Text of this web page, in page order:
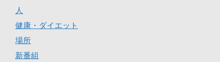
人
健康・ダイエット
場所
新番組